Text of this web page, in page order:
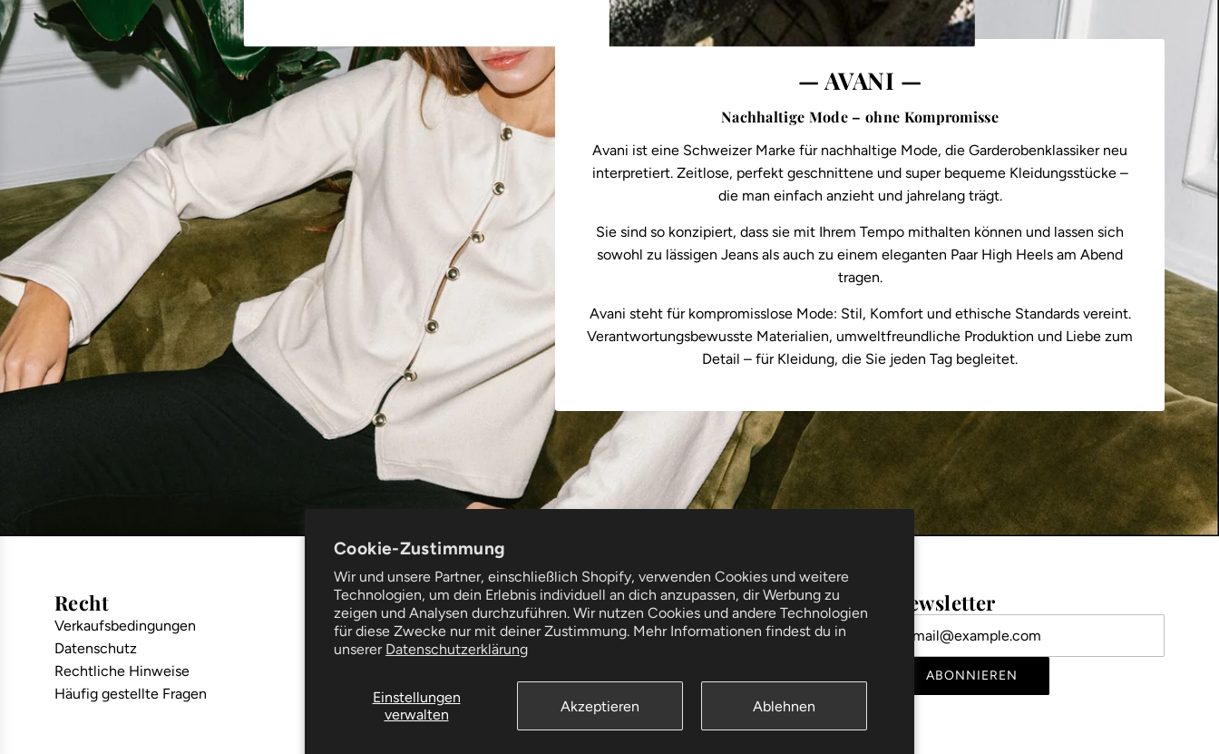
Cookie-Zustimmung
Wir und unsere Partner, einschließlich Shopify, verwenden Cookies und weitere
Technologien, um dein Erlebnis individuell an dich anzupassen, dir Werbung zu
zeigen und Analysen durchzuführen. Wir nutzen Cookies und andere Technologien
für diese Zwecke nur mit deiner Zustimmung. Mehr Informationen findest du in
unserer Datenschutzerklärung
Einstellungen
verwalten
Akzeptieren Ablehnen
— AVANI —
Nachhaltige Mode – ohne Kompromisse
Avani ist eine Schweizer Marke für nachhaltige Mode, die Garderobenklassiker neu
interpretiert. Zeitlose, perfekt geschnittene und super bequeme Kleidungsstücke –
die man einfach anzieht und jahrelang trägt.
Sie sind so konzipiert, dass sie mit Ihrem Tempo mithalten können und lassen sich
sowohl zu lässigen Jeans als auch zu einem eleganten Paar High Heels am Abend
tragen.
Avani steht für kompromisslose Mode: Stil, Komfort und ethische Standards vereint.
Verantwortungsbewusste Materialien, umweltfreundliche Produktion und Liebe zum
Detail – für Kleidung, die Sie jeden Tag begleitet.
Recht
Verkaufsbedingungen
Datenschutz
Rechtliche Hinweise
Häufig gestellte Fragen
Unterstützung
Lieferung und Retouren
Reparaturservice
Kleiderpflege
Folgen Sie uns Newsletter
ABONNIEREN